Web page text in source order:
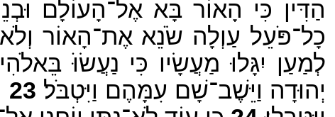
הַדִּין כִּי הָאוֹר בָּא אֶל־הָעוֹלָם
כָל־פֹּעֵל עַוְלָה שֹׂנֵא אֶת־הָאוֹר וְלֹא
לְמַעַן יִגָּלוּ מַעֲשָׂיו כִּי נַעֲשׂוֹּ
יְהוּדָה וַיֵּשֶׁב־שָׁם עִמָּהֶם וַיִּטְבֹּל׃ 23